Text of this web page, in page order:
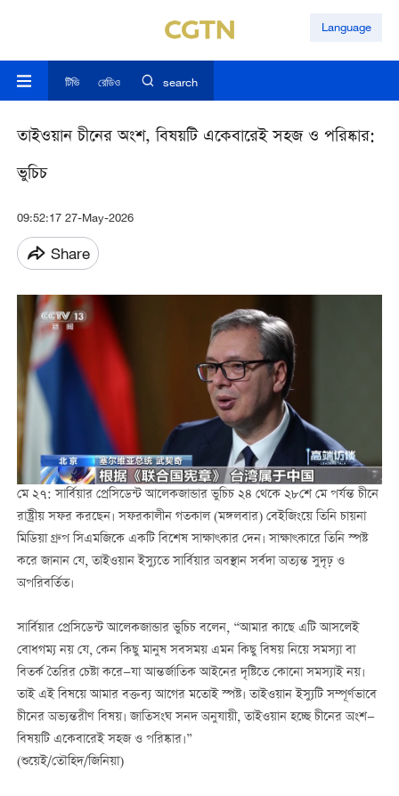
Language
টিভি রেডিও search
তাইওয়ান চীনের অংশ, বিষয়টি একেবারেই সহজ ও পরিষ্কার:
ভুচিচ
09:52:17 27-May-2026
Share
মে ২৭: সার্বিয়ার প্রেসিডেন্ট আলেকজান্ডার ভুচিচ ২৪ থেকে ২৮শে মে পর্যন্ত চীনে
রাষ্ট্রীয় সফর করছেন। সফরকালীন গতকাল (মঙ্গলবার) বেইজিংয়ে তিনি চায়না
মিডিয়া গ্রুপ সিএমজিকে একটি বিশেষ সাক্ষাৎকার দেন। সাক্ষাৎকারে তিনি স্পষ্ট
করে জানান যে, তাইওয়ান ইস্যুতে সার্বিয়ার অবস্থান সর্বদা অত্যন্ত সুদৃঢ় ও
অপরিবর্তিত।
সার্বিয়ার প্রেসিডেন্ট আলেকজান্ডার ভুচিচ বলেন, “আমার কাছে এটি আসলেই
বোধগম্য নয় যে, কেন কিছু মানুষ সবসময় এমন কিছু বিষয় নিয়ে সমস্যা বা
বিতর্ক তৈরির চেষ্টা করে—যা আন্তর্জাতিক আইনের দৃষ্টিতে কোনো সমস্যাই নয়।
তাই এই বিষয়ে আমার বক্তব্য আগের মতোই স্পষ্ট। তাইওয়ান ইস্যুটি সম্পূর্ণভাবে
চীনের অভ্যন্তরীণ বিষয়। জাতিসংঘ সনদ অনুযায়ী, তাইওয়ান হচ্ছে চীনের অংশ—
বিষয়টি একেবারেই সহজ ও পরিষ্কার।”
(শুয়েই/তৌহিদ/জিনিয়া)